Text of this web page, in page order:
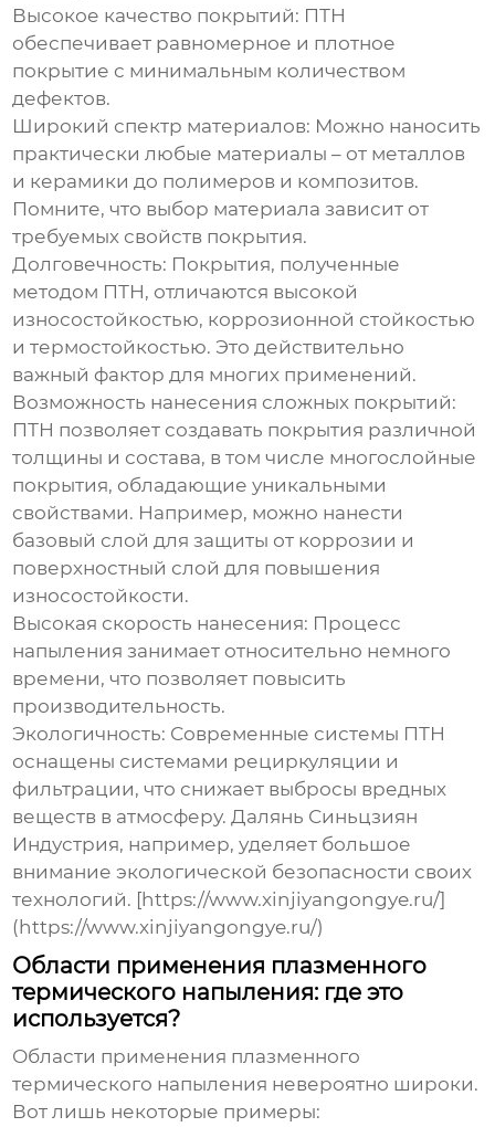
Высокое качество покрытий: ПТН
обеспечивает равномерное и плотное
покрытие с минимальным количеством
дефектов.
Широкий спектр материалов: Можно наносить
практически любые материалы – от металлов
и керамики до полимеров и композитов.
Помните, что выбор материала зависит от
требуемых свойств покрытия.
Долговечность: Покрытия, полученные
методом ПТН, отличаются высокой
износостойкостью, коррозионной стойкостью
и термостойкостью. Это действительно
важный фактор для многих применений.
Возможность нанесения сложных покрытий:
ПТН позволяет создавать покрытия различной
толщины и состава, в том числе многослойные
покрытия, обладающие уникальными
свойствами. Например, можно нанести
базовый слой для защиты от коррозии и
поверхностный слой для повышения
износостойкости.
Высокая скорость нанесения: Процесс
напыления занимает относительно немного
времени, что позволяет повысить
производительность.
Экологичность: Современные системы ПТН
оснащены системами рециркуляции и
фильтрации, что снижает выбросы вредных
веществ в атмосферу. Далянь Синьцзиян
Индустрия, например, уделяет большое
внимание экологической безопасности своих
технологий. [https://www.xinjiyangongye.ru/]
(https://www.xinjiyangongye.ru/)
Области применения плазменного
термического напыления: где это
используется?
Области применения плазменного
термического напыления невероятно широки.
Вот лишь некоторые примеры: